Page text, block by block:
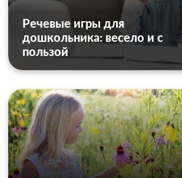
Речевые игры для
дошкольника: весело и с
пользой